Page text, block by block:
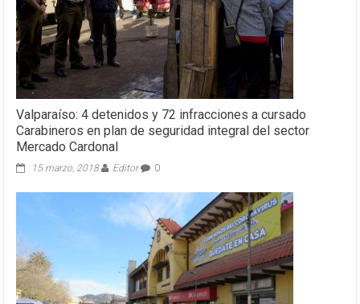
Valparaíso: 4 detenidos y 72 infracciones a cursado
Carabineros en plan de seguridad integral del sector
Mercado Cardonal
15 marzo, 2018 Editor 0